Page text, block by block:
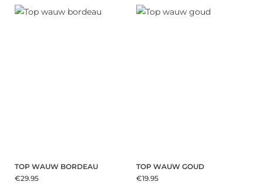
TOP WAUW BORDEAU
€29.95
TOP WAUW GOUD
€19.95